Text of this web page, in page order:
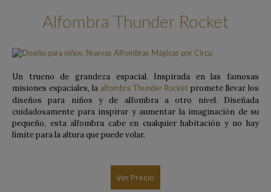
Alfombra Thunder Rocket
Un trueno de grandeza espacial. Inspirada en las famosas
misiones espaciales, la alfombra Thunder Rocket promete llevar los
diseños para niños y de alfombra a otro nivel. Diseñada
cuidadosamente para inspirar y aumentar la imaginación de su
pequeño, esta alfombra cabe en cualquier habitación y no hay
límite para la altura que puede volar.
Ver Precio